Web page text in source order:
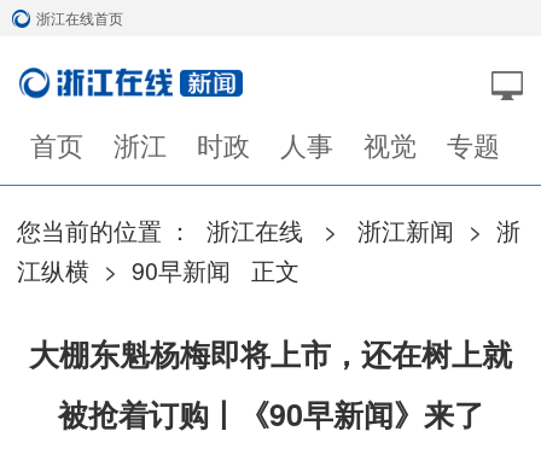
浙江在线首页
首页 浙江 时政 人事 视觉 专题
您当前的位置 ： 浙江在线 > 浙江新闻 > 浙
江纵横 > 90早新闻 正文
大棚东魁杨梅即将上市，还在树上就
被抢着订购丨《90早新闻》来了